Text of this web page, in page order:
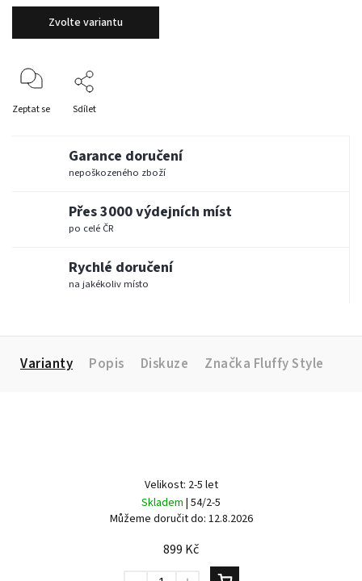
Zvolte variantu
Zeptat se Sdílet
Garance doručení
nepoškozeného zboží
Přes 3000 výdejních míst
po celé ČR
Rychlé doručení
na jakékoliv místo
Varianty Popis Diskuze Značka Fluffy Style
Velikost: 2-5 let
Skladem | 54/2-5
Můžeme doručit do: 12.8.2026
899 Kč